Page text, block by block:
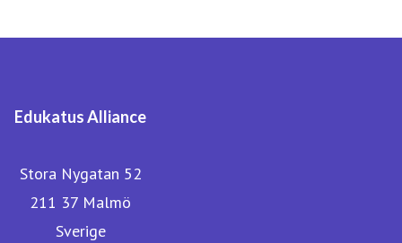
Edukatus Alliance
Stora Nygatan 52
211 37 Malmö
Sverige